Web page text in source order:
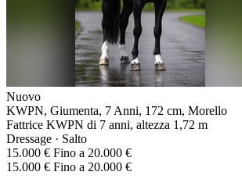
Nuovo
KWPN, Giumenta, 7 Anni, 172 cm, Morello
Fattrice KWPN di 7 anni, altezza 1,72 m
Dressage · Salto
15.000 € Fino a 20.000 €
15.000 € Fino a 20.000 €